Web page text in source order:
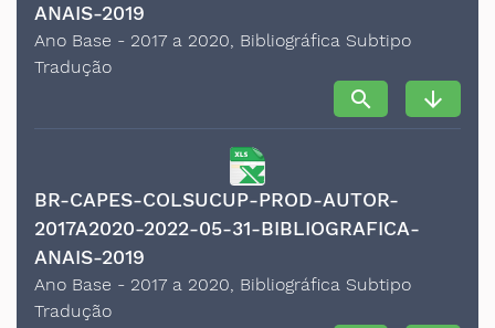
ANAIS-2019
Ano Base - 2017 a 2020, Bibliográfica Subtipo
Tradução
search arrow_downward
BR-CAPES-COLSUCUP-PROD-AUTOR-
2017A2020-2022-05-31-BIBLIOGRAFICA-
ANAIS-2019
Ano Base - 2017 a 2020, Bibliográfica Subtipo
Tradução